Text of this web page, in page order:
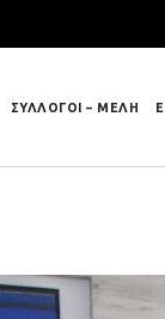
ΣΥΛΛΟΓΟΙ – ΜΕΛΗ